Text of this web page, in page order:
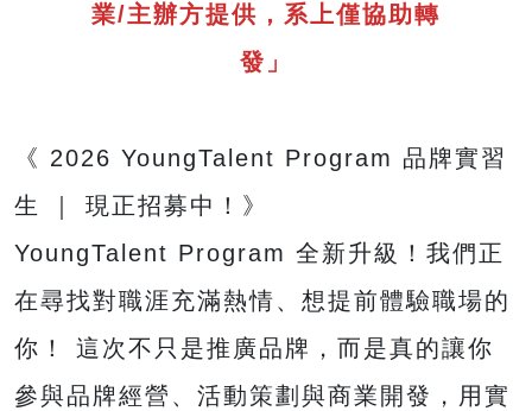
業/主辦方提供，系上僅協助轉
發」
《 2026 YoungTalent Program 品牌實習
生 ｜ 現正招募中！》
YoungTalent Program 全新升級！我們正
在尋找對職涯充滿熱情、想提前體驗職場的
你！ 這次不只是推廣品牌，而是真的讓你
參與品牌經營、活動策劃與商業開發，用實